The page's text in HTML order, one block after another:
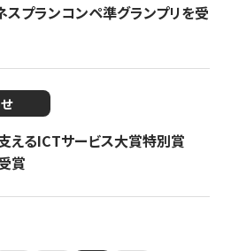
プランコンペ準グランプリを受
えるICTサービス大賞特別賞
賞